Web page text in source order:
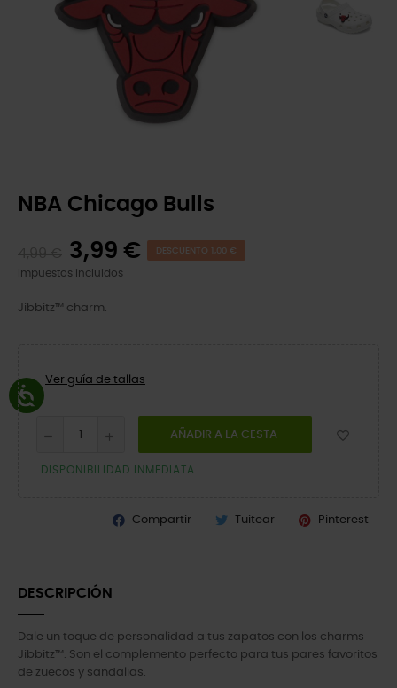
NBA Chicago Bulls
3,99 € DESCUENTO 1,00 €
Impuestos incluidos
Jibbitz™ charm.
Ver guía de tallas
AÑADIR A LA CESTA
DISPONIBILIDAD INMEDIATA
Compartir Tuitear Pinterest
DESCRIPCIÓN
Dale un toque de personalidad a tus zapatos con los charms
Jibbitz™. Son el complemento perfecto para tus pares favoritos
de zuecos y sandalias.